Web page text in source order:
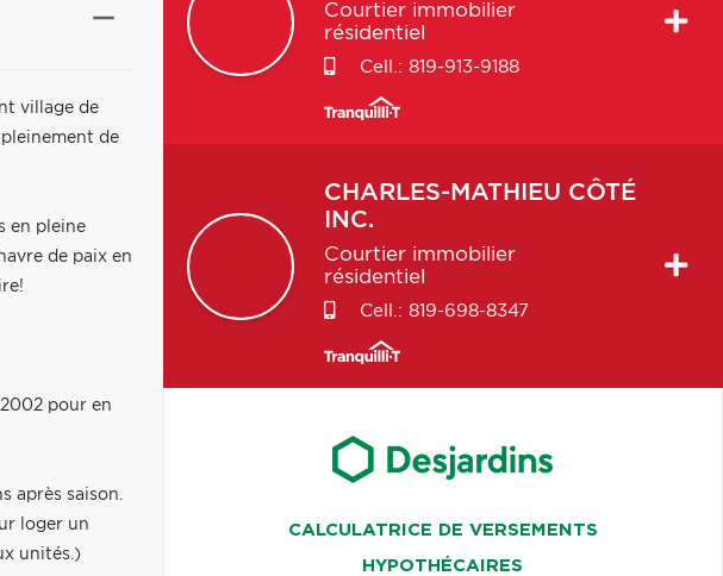
village de
de
en pleine
de paix en
pour en
après saison.
loger un
unités.)
Courtier immobilier
résidentiel
Cell.: 819-913-9188
CHARLES-MATHIEU CÔTÉ
INC.
Courtier immobilier
résidentiel
Cell.: 819-698-8347
CALCULATRICE DE VERSEMENTS
HYPOTHÉCAIRES